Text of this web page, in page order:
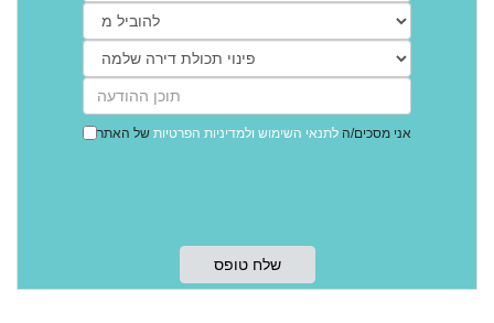
אני מסכים/ה לתנאי השימוש ולמדיניות הפרטיות של האתר